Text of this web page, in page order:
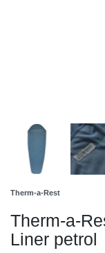
Therm-a-Rest
Therm-a-
Liner petrol